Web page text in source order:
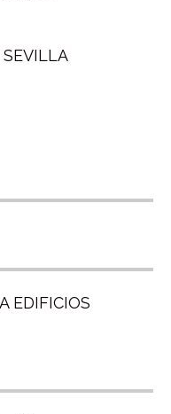
SEVILLA
EDIFICIOS